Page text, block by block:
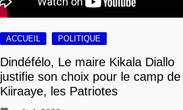
ACCUEIL POLITIQUE
Dindéfélo, Le maire Kikala Diallo
justifie son choix pour le camp de
Kiiraaye, les Patriotes